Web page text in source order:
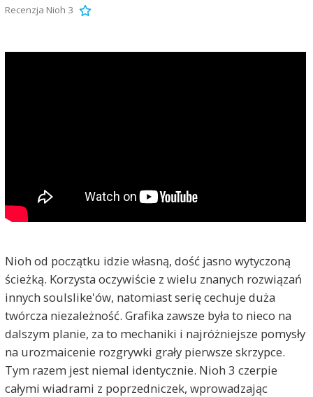
Recenzja Nioh 3
Nioh od początku idzie własną, dość jasno wytyczoną
ścieżką. Korzysta oczywiście z wielu znanych rozwiązań
innych soulslike'ów, natomiast serię cechuje duża
twórcza niezależność. Grafika zawsze była to nieco na
dalszym planie, za to mechaniki i najróżniejsze pomysły
na urozmaicenie rozgrywki grały pierwsze skrzypce.
Tym razem jest niemal identycznie. Nioh 3 czerpie
całymi wiadrami z poprzedniczek, wprowadzając